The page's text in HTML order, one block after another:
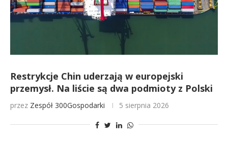
Restrykcje Chin uderzają w europejski
przemysł. Na liście są dwa podmioty z Polski
przez Zespół 300Gospodarki 5 sierpnia 2026